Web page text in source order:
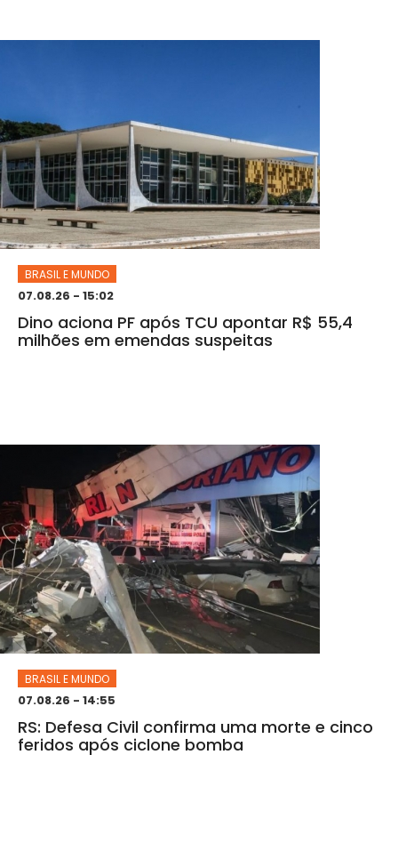
BRASIL E MUNDO
07.08.26 - 15:02
Dino aciona PF após TCU apontar R$ 55,4
milhões em emendas suspeitas
BRASIL E MUNDO
07.08.26 - 14:55
RS: Defesa Civil confirma uma morte e cinco
feridos após ciclone bomba